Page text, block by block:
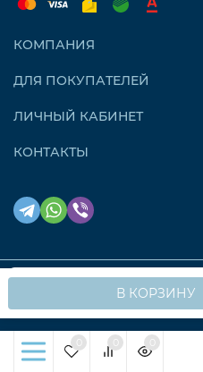
В КОРЗИНУ
КОМПАНИЯ
ДЛЯ ПОКУПАТЕЛЕЙ
ЛИЧНЫЙ КАБИНЕТ
КОНТАКТЫ
© 2026
быстрее для вас.